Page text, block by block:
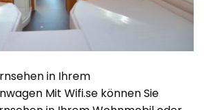
in Ihrem
Mit Wifi.se können Sie